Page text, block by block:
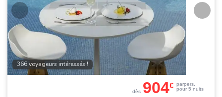
366 voyageurs intéressés !
dès 904€ parpers.
pour 5 nuits